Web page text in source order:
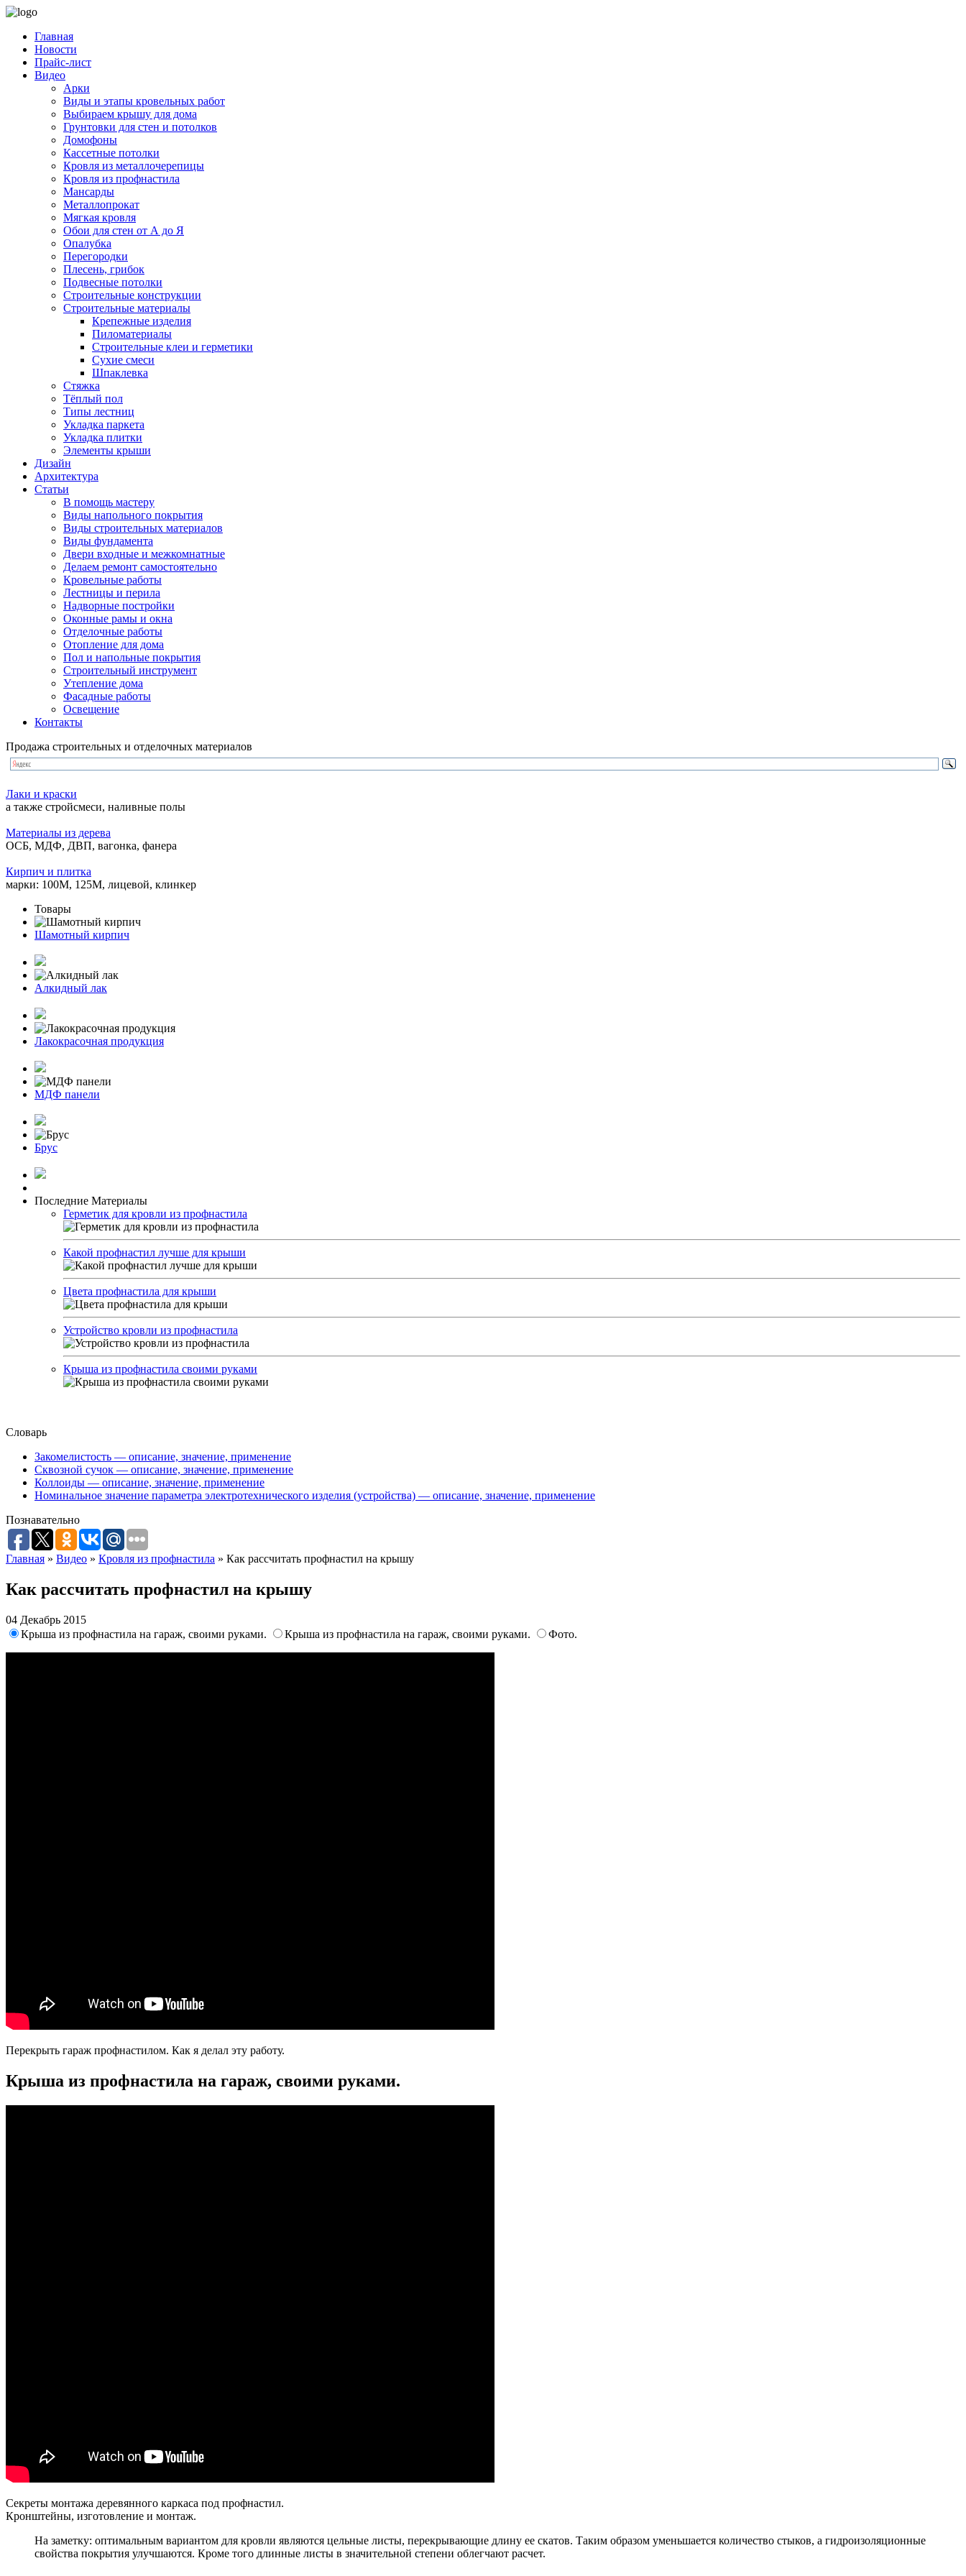
Главная
Новости
Прайс-лист
Видео
Арки
Виды и этапы кровельных работ
Выбираем крышу для дома
Грунтовки для стен и потолков
Домофоны
Кассетные потолки
Кровля из металлочерепицы
Кровля из профнастила
Мансарды
Металлопрокат
Мягкая кровля
Обои для стен от А до Я
Опалубка
Перегородки
Плесень, грибок
Подвесные потолки
Строительные конструкции
Строительные материалы
Крепежные изделия
Пиломатериалы
Строительные клеи и герметики
Сухие смеси
Шпаклевка
Стяжка
Тёплый пол
Типы лестниц
Укладка паркета
Укладка плитки
Элементы крыши
Дизайн
Архитектура
Статьи
В помощь мастеру
Виды напольного покрытия
Виды строительных материалов
Виды фундамента
Двери входные и межкомнатные
Делаем ремонт самостоятельно
Кровельные работы
Лестницы и перила
Надворные постройки
Оконные рамы и окна
Отделочные работы
Отопление для дома
Пол и напольные покрытия
Строительный инструмент
Утепление дома
Фасадные работы
Освещение
Контакты
Продажа строительных и отделочных материалов
Лаки и краски
а также стройсмеси, наливные полы
Материалы из дерева
ОСБ, МДФ, ДВП, вагонка, фанера
Кирпич и плитка
марки: 100М, 125М, лицевой, клинкер
Товары
Шамотный кирпич
Алкидный лак
Лакокрасочная продукция
МДФ панели
Брус
Последние Материалы
Герметик для кровли из профнастила
Какой профнастил лучше для крыши
Цвета профнастила для крыши
Устройство кровли из профнастила
Крыша из профнастила своими руками
Словарь
Закомелистость — описание, значение, применение
Сквозной сучок — описание, значение, применение
Коллоиды — описание, значение, применение
Номинальное значение параметра электротехнического изделия (устройства) — описание, значение, применение
Познавательно
Главная » Видео » Кровля из профнастила » Как рассчитать профнастил на крышу
Как рассчитать профнастил на крышу
04 Декабрь 2015
Крыша из профнастила на гараж, своими руками.
Крыша из профнастила на гараж, своими руками. Фото.
Перекрыть гараж профнастилом. Как я делал эту работу.
Крыша из профнастила на гараж, своими руками.
Секреты монтажа деревянного каркаса под профнастил.
Кронштейны, изготовление и монтаж.
На заметку: оптимальным вариантом для кровли являются цельные листы, перекрывающие длину ее скатов. Таким образом уменьшается количество стыков, а гидроизоляционные
свойства покрытия улучшаются. Кроме того длинные листы в значительной степени облегчают расчет.